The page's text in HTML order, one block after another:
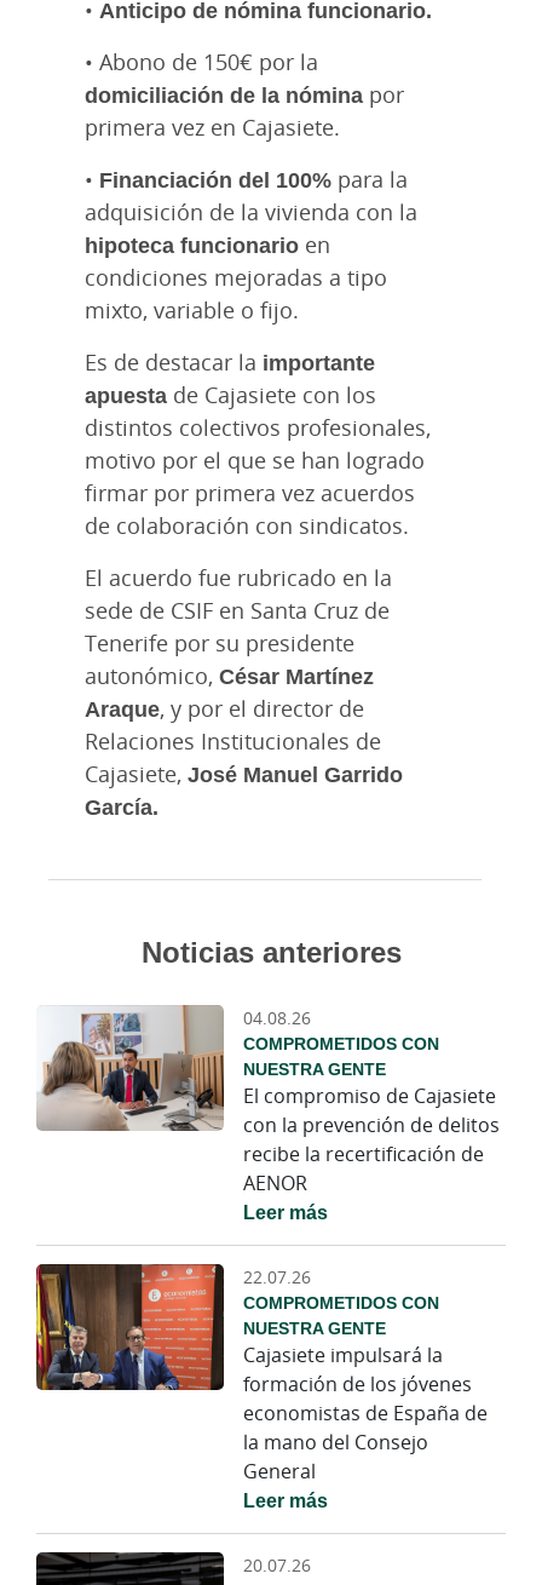
• Anticipo de nómina funcionario.
• Abono de 150€ por la
domiciliación de la nómina por
primera vez en Cajasiete.
• Financiación del 100% para la
adquisición de la vivienda con la
hipoteca funcionario en
condiciones mejoradas a tipo
mixto, variable o fijo.
Es de destacar la importante
apuesta de Cajasiete con los
distintos colectivos profesionales,
motivo por el que se han logrado
firmar por primera vez acuerdos
de colaboración con sindicatos.
El acuerdo fue rubricado en la
sede de CSIF en Santa Cruz de
Tenerife por su presidente
autonómico, César Martínez
Araque, y por el director de
Relaciones Institucionales de
Cajasiete, José Manuel Garrido
García.
Noticias anteriores
04.08.26
COMPROMETIDOS CON
NUESTRA GENTE
El compromiso de Cajasiete
con la prevención de delitos
recibe la recertificación de
AENOR
Leer más
22.07.26
COMPROMETIDOS CON
NUESTRA GENTE
Cajasiete impulsará la
formación de los jóvenes
economistas de España de
la mano del Consejo
General
Leer más
20.07.26